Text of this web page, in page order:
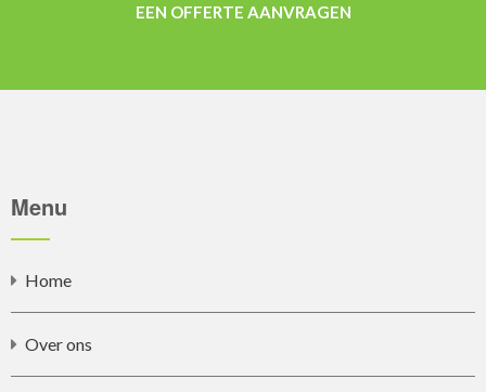
EEN OFFERTE AANVRAGEN
Menu
Home
Over ons